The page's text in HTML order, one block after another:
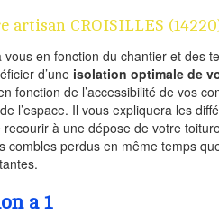
artisan CROISILLES
vous en fonction du chantier et des
d’une isolation optimale de
fonction de l’accessibilité de vos
l’espace. Il vous expliquera les
à une dépose de votre
combles perdus en même temps
a 1